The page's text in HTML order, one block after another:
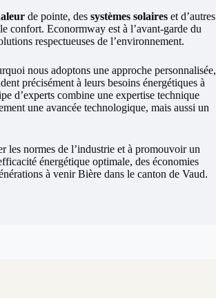
de pointe, des systèmes solaireset d’autres
confort. Econormway est à l’avant-garde du
respectueuses de l’environnement.
nous adoptons une approche personnalisée,
précisément à leurs besoins énergétiques à
d’experts combine une expertise technique
une avancée technologique, mais aussi un
les normes de l’industrie et à promouvoir un
énergétique optimale, des économies
à venir Bière dans le canton de Vaud.